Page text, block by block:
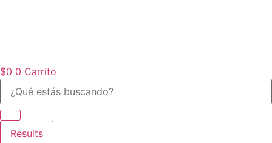
$0 0 Carrito
Search
Results